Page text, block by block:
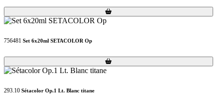
Loading...
Loading...
756481 Set 6x20ml SETACOLOR Op
Loading...
Loading...
293.10 Sétacolor Op.1 Lt. Blanc titane